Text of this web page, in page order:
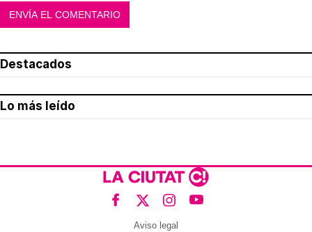
Destacados
Lo más leído
Aviso legal